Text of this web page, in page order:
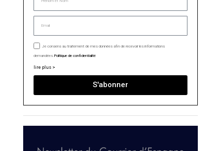
Je consens au traitement de mes données afin de recevoir les informations
demandées. Politique de confidentialité
lire plus >
S'abonner